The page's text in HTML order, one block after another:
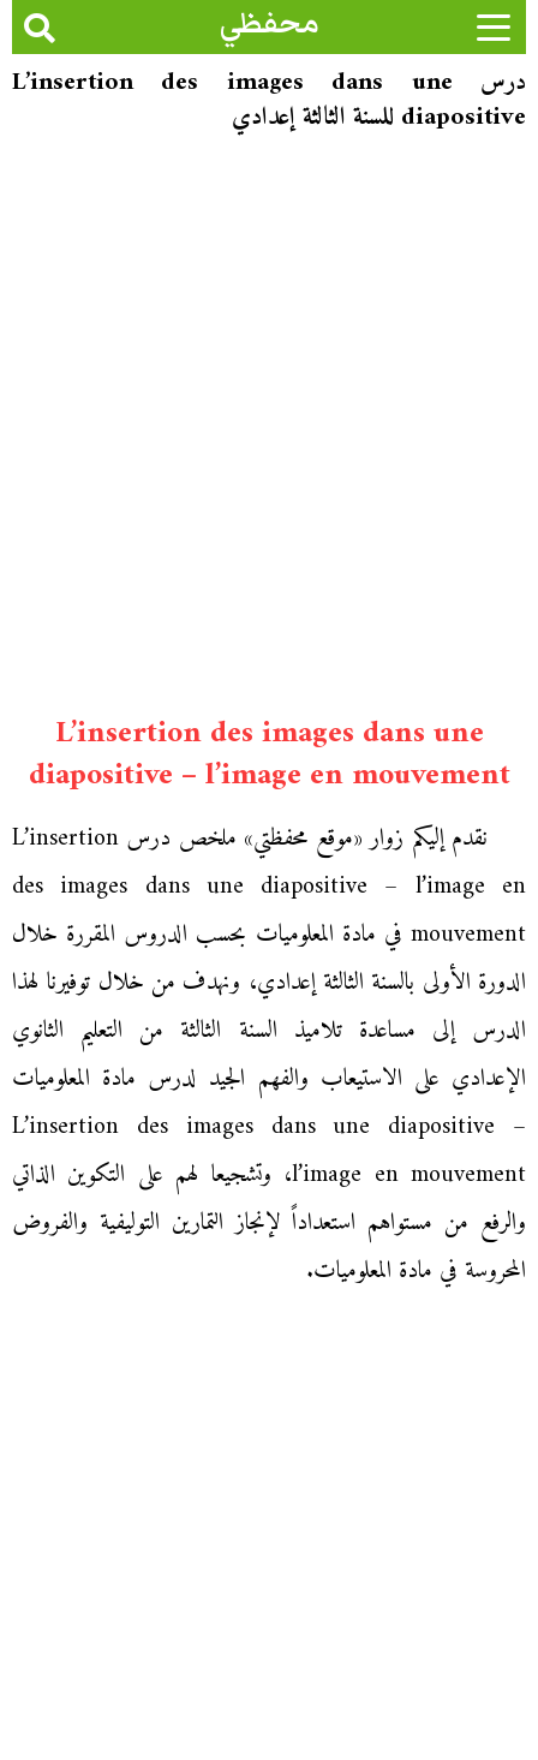
محفظي
درس L’insertion des images dans une
diapositive للسنة الثالثة إعدادي
L’insertion des images dans une
diapositive – l’image en mouvement
نقدم إليكم زوار «موقع محفظتي» ملخص درس L’insertion
des images dans une diapositive – l’image en
mouvement في مادة المعلوميات بحسب الدروس المقررة خلال
الدورة الأولى بالسنة الثالثة إعدادي، ونهدف من خلال توفيرنا لهذا
الدرس إلى مساعدة تلاميذ السنة الثالثة من التعليم الثانوي
الإعدادي على الاستيعاب والفهم الجيد لدرس مادة المعلوميات
L’insertion des images dans une diapositive –
l’image en mouvement، وتشجيعا لهم على التكوين الذاتي
والرفع من مستواهم استعداداً لإنجاز التمارين التوليفية والفروض
المحروسة في مادة المعلوميات.